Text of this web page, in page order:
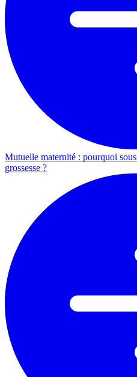
Mutuelle maternité : pourquoi
grossesse ?